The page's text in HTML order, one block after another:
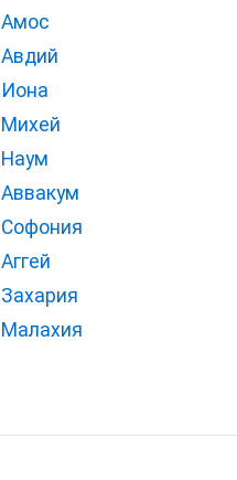
Амос
Авдий
Иона
Михей
Наум
Аввакум
Софония
Аггей
Захария
Малахия